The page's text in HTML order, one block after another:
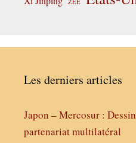
ZEE
Les derniers articles
Japon – Mercosur :
partenariat multilatéral